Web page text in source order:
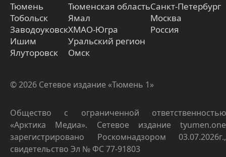
Тюмень
Тобольск
Заводоуковск
Ишим
Ялуторовск
Тюменская область
Ямал
ХМАО-Югра
Уральский регион
Омск
Санкт-Петербург
Москва
Россия
© 2026 Сетевое издание «Тюмень 1»
Общество с ограниченной ответственностью
«Арктика Медиа». Сетевое издание tyumen.one
зарегистрировано Роскомнадзором 03.07.2026г.,
свидетельство Эл № ФС 77-91803